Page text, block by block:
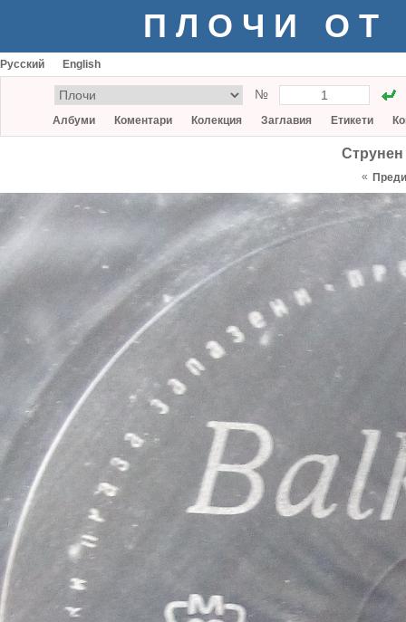
ПЛОЧИ ОТ
Русский English
№
Албуми Коментари Колекция Заглавия Етикети
«